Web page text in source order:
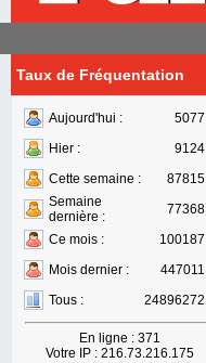
Taux de Fréquentation
Aujourd'hui :
5077
Hier :
9124
Cette semaine :
87815
Semaine
dernière :
77368
Ce mois :
100187
Mois dernier :
447011
Tous :
24896272
En ligne : 371
Votre IP : 216.73.216.175